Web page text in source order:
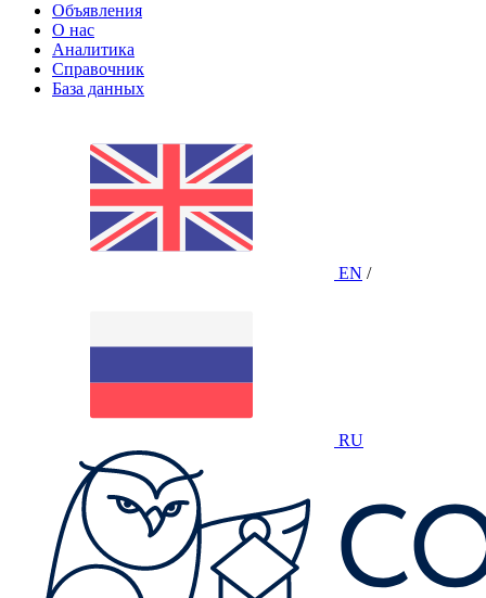
Объявления
О нас
Аналитика
Справочник
База данных
EN /
RU